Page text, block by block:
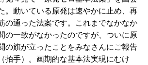
。動いている原発は速やかに止め、再
の通った法案です。これまでなかなか
の一致がなかったのですが、ついに原
の旗が立ったことをみなさんにご報告
拍手）。画期的な基本法実現にむけ